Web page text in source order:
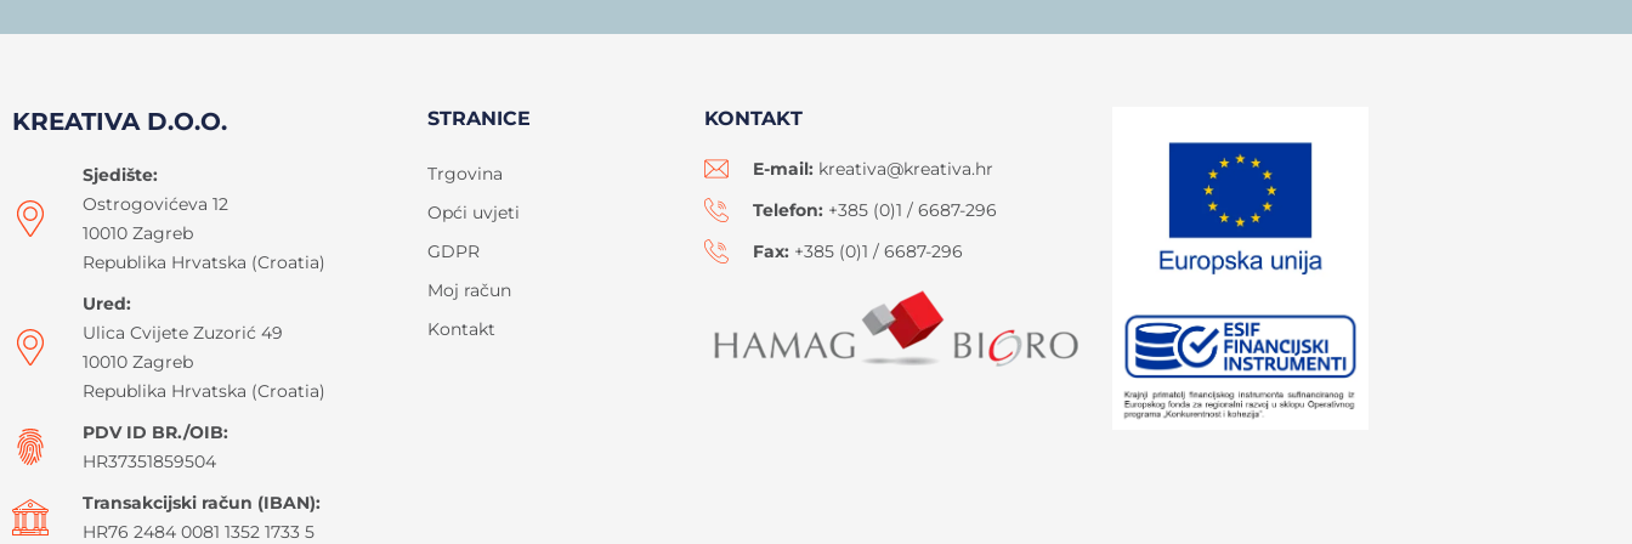
KREATIVA D.O.O.
Sjedište:
Ostrogovićeva 12
10010 Zagreb
Republika Hrvatska (Croatia)
Ured:
Ulica Cvijete Zuzorić 49
10010 Zagreb
Republika Hrvatska (Croatia)
PDV ID BR./OIB:
HR37351859504
Transakcijski račun (IBAN):
HR76 2484 0081 1352 1733 5
STRANICE
Trgovina
Opći uvjeti
GDPR
Moj račun
Kontakt
KONTAKT
E-mail: kreativa@kreativa.hr
Telefon: +385 (0)1 / 6687-296
Fax: +385 (0)1 / 6687-296